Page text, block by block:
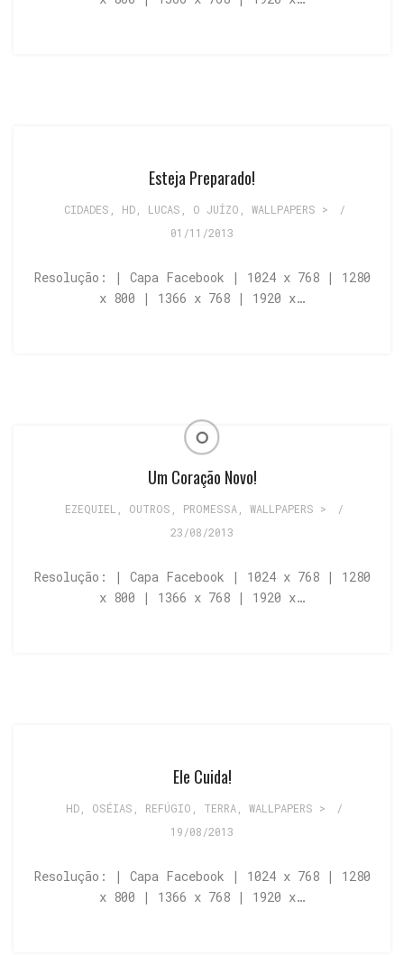
Esteja Preparado!
CIDADES HD, LUCAS O JUÍZO WALLPAPERS >
/
01/11/2013
Resolução: | Capa Facebook | 1024 x 768 | 1280
x 800 | 1366 x 768 | 1920 x…
Um Coração Novo!
EZEQUIEL OUTROS PROMESSA WALLPAPERS >
/
23/08/2013
Resolução: | Capa Facebook | 1024 x 768 | 1280
x 800 | 1366 x 768 | 1920 x…
Ele Cuida!
HD OSÉIAS REFÚGIO TERRA WALLPAPERS >
/
19/08/2013
Resolução: | Capa Facebook | 1024 x 768 | 1280
x 800 | 1366 x 768 | 1920 x…